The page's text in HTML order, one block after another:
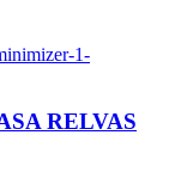
1-
RELVAS